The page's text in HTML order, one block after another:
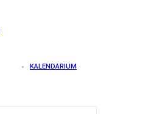
KALENDARIUM